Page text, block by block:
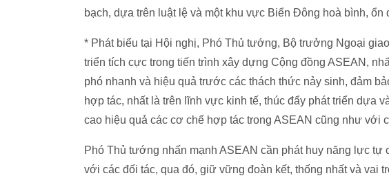
bạch, dựa trên luật lệ và một khu vực Biển Đông hoà bình, ổn
* Phát biểu tại Hội nghị, Phó Thủ tướng, Bộ trưởng Ngoại
triển tích cực trong tiến trình xây dựng Cộng đồng ASEAN,
phó nhanh và hiệu quả trước các thách thức nảy sinh, đảm
hợp tác, nhất là trên lĩnh vực kinh tế, thúc đẩy phát triển dựa
cao hiệu quả các cơ chế hợp tác trong ASEAN cũng như với
Phó Thủ tướng nhấn mạnh ASEAN cần phát huy năng lực
với các đối tác, qua đó, giữ vững đoàn kết, thống nhất và vai